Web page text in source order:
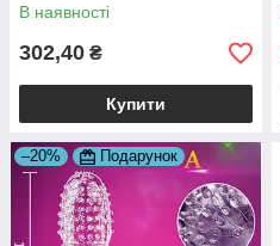
В наявності
302,40 ₴
Купити
–20% Подарунок